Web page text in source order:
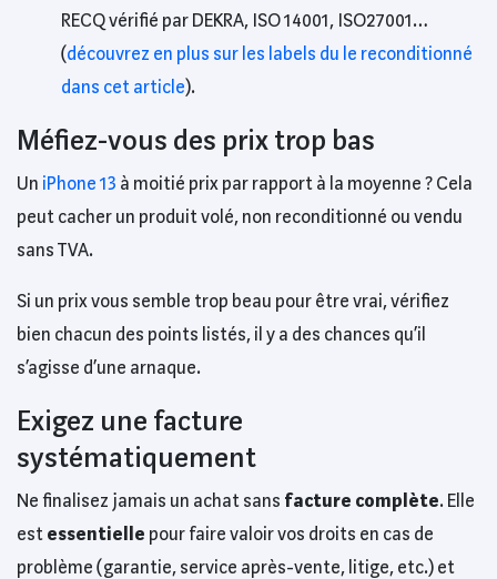
RECQ vérifié par DEKRA, ISO 14001, ISO27001…
(découvrez en plus sur les labels du le reconditionné
dans cet article).
Méfiez-vous des prix trop bas
Un iPhone 13 à moitié prix par rapport à la moyenne ? Cela
peut cacher un produit volé, non reconditionné ou vendu
sans TVA.
Si un prix vous semble trop beau pour être vrai, vérifiez
bien chacun des points listés, il y a des chances qu’il
s’agisse d’une arnaque.
Exigez une facture
systématiquement
Ne finalisez jamais un achat sans facture complète. Elle
est essentielle pour faire valoir vos droits en cas de
problème (garantie, service après-vente, litige, etc.) et